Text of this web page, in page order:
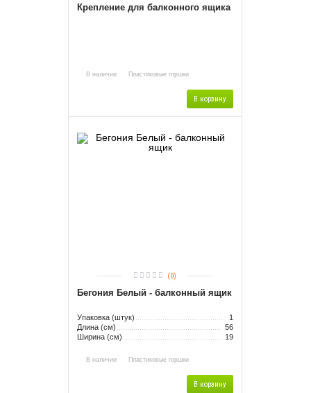
Крепление для балконного ящика
В наличии Пластиковые горшки
В корзину
(0)
Бегония Белый - балконный ящик
Упаковка (штук)
1
Длина (см)
56
Ширина (см)
19
В наличии Пластиковые горшки
В корзину